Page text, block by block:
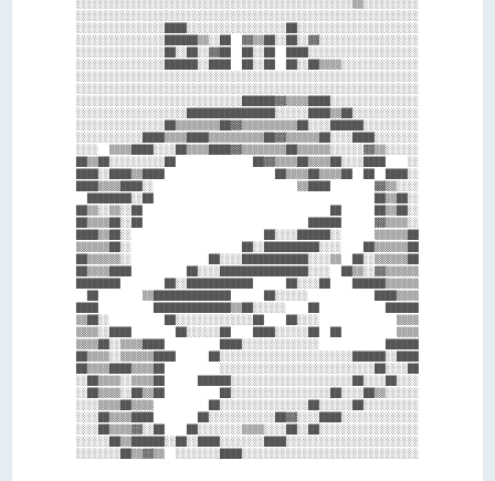
░░░░░░░░░░░░░░░░░░░░░░░░░░░░░░░░░░░░░░░░░░░░░░░░░░▒▒░░░░░░░░░░
░░░░░░░░░░░░░░░░░░░░░░░░░░░░░░░░░░░░░░░░░░░░░░░░░░░░░░░░░░░░░░
░░░░░░░░░░░░░░░░████░░░░░░░░░░░░░░░░░░██░░░░░░░░░░░░░░░░░░░░░░
░░░░░░░░░░░░░░░░██████▒▒░░██  ▓▓▒▒██░░██░░▓▓░░░░░░░░░░░░░░░░░░
░░░░░░░░░░░░░░░░██░░██░░▓▓██  ██░░██  ████░░░░░░░░░░░░░░░░░░░░
░░░░░░░░░░░░░░░░██████░░████  ██░░██  ██░░██▒▒▒▒░░░░░░░░░░░░░░
░░░░░░░░░░░░░░░░░░░░░░░░░░░░░░░░░░░░░░░░░░░░░░░░░░░░░░░░░░░░░░
░░░░░░░░░░░░░░░░░░░░░░░░░░░░░░░░░░░░░░░░░░░░░░░░░░░░░░░░░░░░░░
░░░░░░░░░░░░░░░░░░░░░░░░░░░░░░██████▓▓▒▒▒▒████░░░░░░░░░░░░░░░░
░░░░░░░░░░░░░░░░░░░░████████████████░░░░░░████▒▒██░░░░░░░░░░░░
░░░░░░░░░░░░░░░░██▒▒▒▒▒▒▒▒██▓▓▒▒▒▒▒▒▒▒▒▒██░░░░██████░░░░░░░░░░
░░░░░░░░░░░░████▒▒▒▒████▒▒▒▒▒▒▒▒▒▒██▓▓▒▒▒▒▒▒██░░░░████░░░░░░░░
░░░░  ▒▒▒▒████░░░░██▒▒▒▒████▓▓▒▒▒▒▒▒▒▒██▒▒▒▒▒▒░░░░░░▓▓▒▒░░░░░░
██▒▒██░░░░░░░░░░██              ██▓▓▒▒▒▒██▒▒▒▒██░░░░████    ░░
████░░████▒▒████                    ██▒▒▒▒██▒▒▒▒██  ██  ████░░
████▒▒▒▒████░░                          ▒▒████        ▓▓▒▒░░░░
  ████████░░██                                        ██▒▒██░░
██▒▒░░▒▒░░██                                  ██      ██▒▒██░░
██▒▒▒▒██░░██                              ██████      ▓▓▒▒▒▒░░
████▒▒██░░                        ██░░░░██████░░      ▒▒▒▒▒▒██
▒▒▒▒▒▒██░░                    ██░░██████████░░░░    ██▒▒▒▒▒▒██
██▒▒▒▒▒▒░░              ██░░░░████████████░░░░▒▒  ██░░▒▒▒▒▒▒██
██▒▒▒▒████          ██░░░░████████████████░░░░  ██▒▒░░▓▓▒▒▒▒▒▒
████████        ██░░████████████      ██░░░░██    ██████▒▒▒▒▒▒
  ██        ▒▒██████████████      ██░░░░░░            ████▒▒▒▒
████          ██████████████▒▒██░░░░░░    ██            ██████
▒▒██░░          ██░░░░░░░░░░░░░░██    ██░░░░              ▒▒▒▒
▒▒▒▒░░████        ██░░░░░░██    ████░░░░░░██  ██          ▒▒▒▒
▒▒▒▒██░░▒▒▒▒████          ████░░░░░░░░░░░░░░            ██████
██▒▒▒▒░░▒▒▒▒▒▒████      ██░░░░░░░░░░░░░░░░░░░░░░░░██████░░████
██▒▒▒▒████▒▒▒▒██          ░░░░░░░░░░░░░░░░░░░░░░░░░░░░██░░░░██
░░██▒▒▒▒░░▒▒▒▒██      ██████░░░░░░░░░░░░░░░░░░░░░░██░░░░██░░░░
░░██▒▒▒▒░░██▒▒██          ██░░░░░░░░░░░░░░░░░░██░░░░██▒▒░░░░░░
░░░░▒▒▒▒██▒▒▒▒          ██░░░░░░░░░░░░░░░░██░░░░░░██░░░░░░░░░░
░░░░██▒▒▒▒████        ██░░░░░░░░░░░░██▓▓░░░░████░░░░░░░░░░░░░░
░░░░██▒▒▒▒▓▓░░██    ██░░░░░░░░▒▒▒▒░░░░██░░██░░░░░░░░░░░░░░░░░░
░░░░░░██▒▒██████░░██░░████░░░░░░░░████░░░░░░░░░░░░░░░░░░░░░░░░